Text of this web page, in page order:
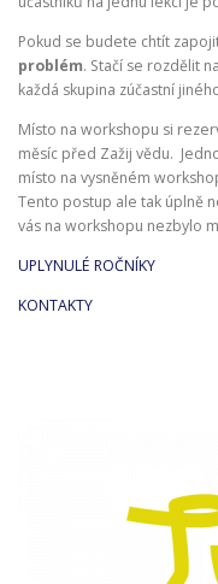
Pokud se budete chtít
problém. Stačí se rozdělit
každá skupina zúčastní
Místo na workshopu si
měsíc před Zažij vědu.
místo na vysněném
Tento postup ale tak úplně
vás na workshopu nezbylo
UPLYNULÉ ROČNÍKY
KONTAKTY